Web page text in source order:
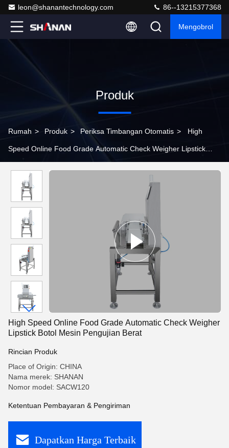
leon@shanantechnology.com 86--13215377368
Mengobrol
Produk
Rumah > Produk > Periksa Timbangan Otomatis > High
Speed Online Food Grade Automatic Check Weigher Lipstick
High Speed Online Food Grade Automatic Check Weigher
Lipstick Botol Mesin Pengujian Berat
Rincian Produk
Place of Origin: CHINA
Nama merek: SHANAN
Nomor model: SACW120
Ketentuan Pembayaran & Pengiriman
Dapatkan Harga Terbaik